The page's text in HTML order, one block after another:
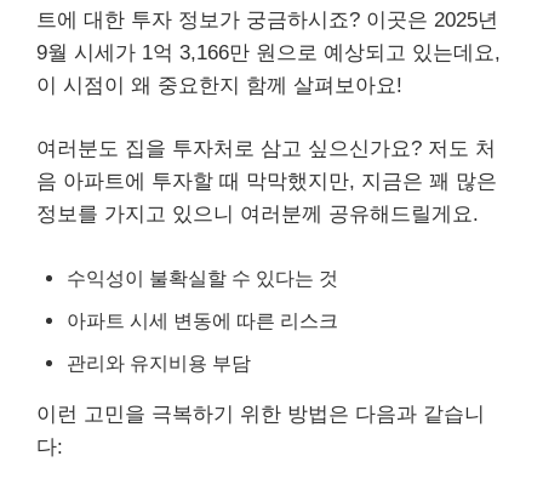
트에 대한 투자 정보가 궁금하시죠? 이곳은 2025년
9월 시세가 1억 3,166만 원으로 예상되고 있는데요,
이 시점이 왜 중요한지 함께 살펴보아요!
여러분도 집을 투자처로 삼고 싶으신가요? 저도 처
음 아파트에 투자할 때 막막했지만, 지금은 꽤 많은
정보를 가지고 있으니 여러분께 공유해드릴게요.
수익성이 불확실할 수 있다는 것
아파트 시세 변동에 따른 리스크
관리와 유지비용 부담
이런 고민을 극복하기 위한 방법은 다음과 같습니
다: